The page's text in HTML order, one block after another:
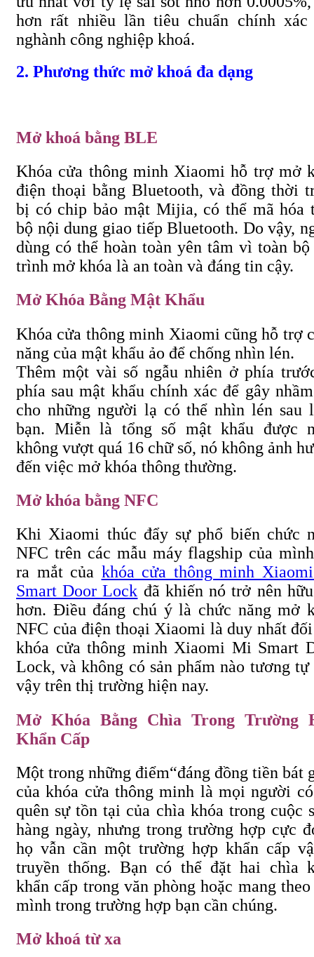
hơn rất nhiều lần tiêu chuẩn chính xác
nghành công nghiệp khoá.
2. Phương thức mở khoá đa dạng
Mở khoá bằng BLE
Khóa cửa thông minh Xiaomi hỗ trợ mở
điện thoại bằng Bluetooth, và đồng thời
bị có chip bảo mật Mijia, có thể mã hóa
bộ nội dung giao tiếp Bluetooth. Do vậy,
dùng có thể hoàn toàn yên tâm vì toàn bộ
trình mở khóa là an toàn và đáng tin cậy.
Mở Khóa Bằng Mật Khẩu
Khóa cửa thông minh Xiaomi cũng hỗ trợ
năng của mật khẩu ảo để chống nhìn lén.
Thêm một vài số ngẫu nhiên ở phía
phía sau mật khẩu chính xác để gây
cho những người lạ có thể nhìn lén sau
bạn. Miễn là tổng số mật khẩu được
không vượt quá 16 chữ số, nó không ảnh
đến việc mở khóa thông thường.
Mở khóa bằng NFC
Khi Xiaomi thúc đẩy sự phổ biến chức
NFC trên các mẫu máy flagship của
ra mắt của khóa cửa thông minh
Smart Door Lock đã khiến nó trở nên
hơn. Điều đáng chú ý là chức năng mở
NFC của điện thoại Xiaomi là duy nhất
khóa cửa thông minh Xiaomi Mi Smart
Lock, và không có sản phẩm nào tương tự
vậy trên thị trường hiện nay.
Mở Khóa Bằng Chìa Trong Trường
Khẩn Cấp
Một trong những điểm“đáng đồng tiền bát
của khóa cửa thông minh là mọi người
quên sự tồn tại của chìa khóa trong cuộc
hàng ngày, nhưng trong trường hợp cực
họ vẫn cần một trường hợp khẩn cấp
truyền thống. Bạn có thể đặt hai chìa
khẩn cấp trong văn phòng hoặc mang theo
mình trong trường hợp bạn cần chúng.
Mở khoá từ xa